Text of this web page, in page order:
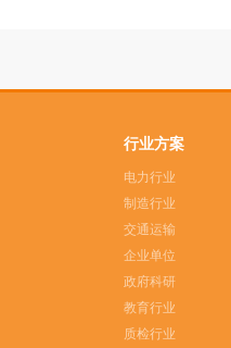
行业方案
电力行业
制造行业
交通运输
企业单位
政府科研
教育行业
质检行业